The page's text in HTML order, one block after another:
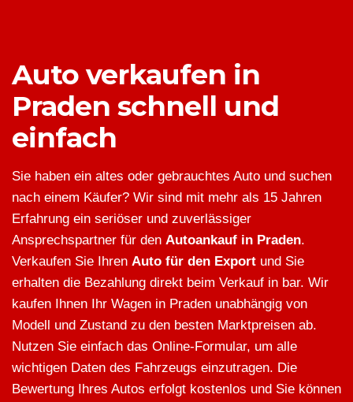
Auto verkaufen in
Praden schnell und
einfach
Sie haben ein altes oder gebrauchtes Auto und suchen
nach einem Käufer? Wir sind mit mehr als 15 Jahren
Erfahrung ein seriöser und zuverlässiger
Ansprechspartner für den Autoankauf in Praden.
Verkaufen Sie Ihren Auto für den Export und Sie
erhalten die Bezahlung direkt beim Verkauf in bar. Wir
kaufen Ihnen Ihr Wagen in Praden unabhängig von
Modell und Zustand zu den besten Marktpreisen ab.
Nutzen Sie einfach das Online-Formular, um alle
wichtigen Daten des Fahrzeugs einzutragen. Die
Bewertung Ihres Autos erfolgt kostenlos und Sie können